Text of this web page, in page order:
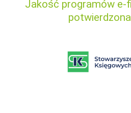
Jakość programów e-